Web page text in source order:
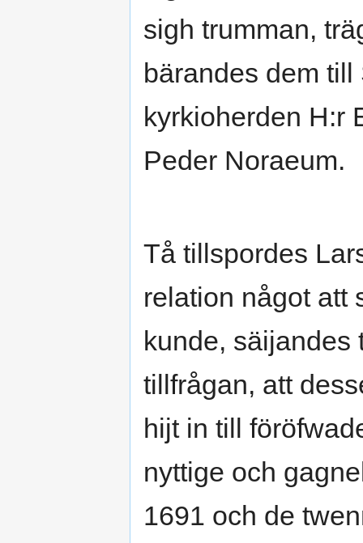
sigh trumman,
bärandes dem
kyrkioherden H:r
Peder Noraeum.
Tå tillspordes
relation något att
kunde,
tillfrågan, att
hijt in till
nyttige och
1691 och de